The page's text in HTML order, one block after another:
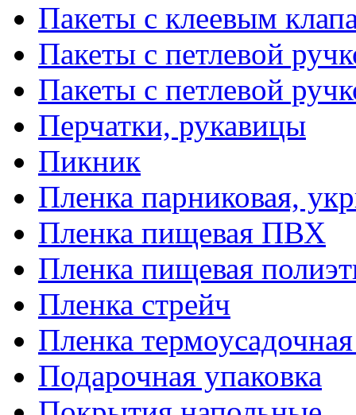
Пакеты с клеевым
Пакеты с петлевой
Пакеты с петлевой
Перчатки, рукавицы
Пикник
Пленка парниковая,
Пленка пищевая ПВХ
Пленка пищевая
Пленка стрейч
Пленка
Подарочная упаковка